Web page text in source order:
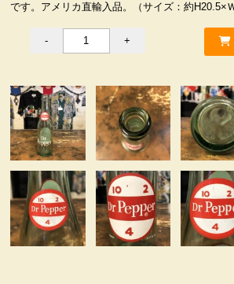
です。アメリカ直輸入品。（サイズ：約H20.5×